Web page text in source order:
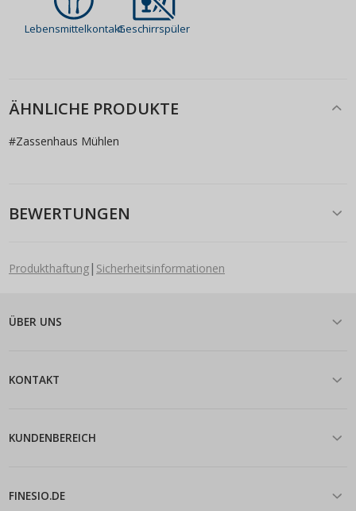
LebensmittelkontaktGeschirrspüler
ÄHNLICHE PRODUKTE
#Zassenhaus Mühlen
BEWERTUNGEN
Produkthaftung| Sicherheitsinformationen
ÜBER UNS
KONTAKT
KUNDENBEREICH
FINESIO.DE